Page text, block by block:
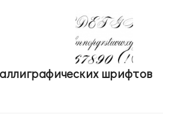
шрифтов